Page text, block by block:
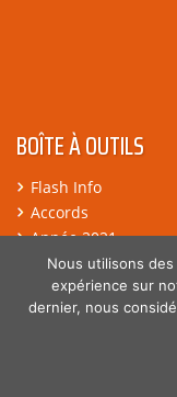
BOÎTE À OUTILS
Flash Info
Accords
Année 2021
Argumentaires
© 2018 Fédération des
Nous utilisons
expérience sur
dernier, nous